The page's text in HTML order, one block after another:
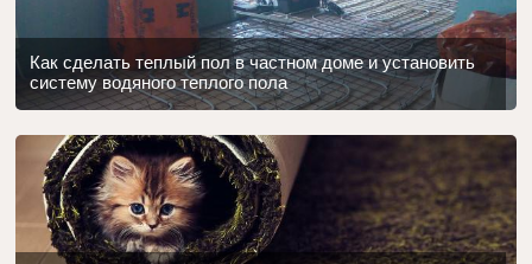
Как сделать теплый пол в частном доме и установить
систему водяного теплого пола